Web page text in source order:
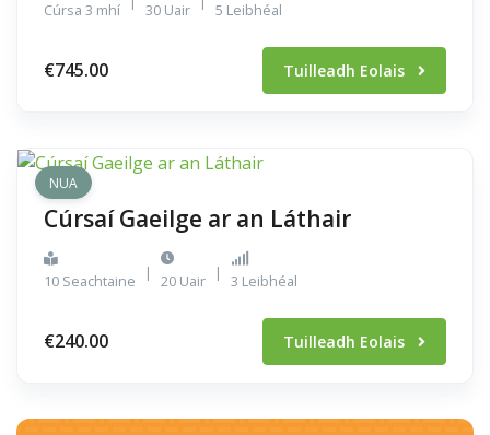
Cúrsa 3 mhí 30 Uair 5 Leibhéal
€745.00 Tuilleadh Eolais
NUA
Cúrsaí Gaeilge ar an Láthair
10 Seachtaine | 20 Uair | 3 Leibhéal
€240.00 Tuilleadh Eolais